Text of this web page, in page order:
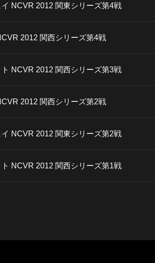
NCVR 2012 関東シリーズ第4戦
2012 関西シリーズ第4戦
NCVR 2012 関西シリーズ第3戦
2012 関西シリーズ第2戦
NCVR 2012 関東シリーズ第2戦
NCVR 2012 関西シリーズ第1戦